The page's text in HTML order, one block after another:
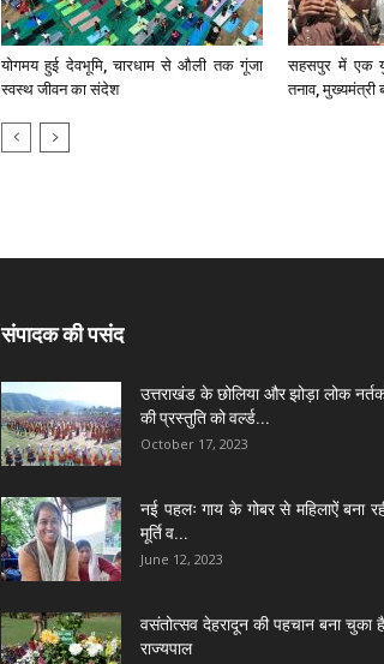
योगमय हुई देवभूमि, चारधाम से औली तक गूंजा
स्वस्थ जीवन का संदेश
सहसपुर में एक
तनाव, मुख्यमंत्री
संपादक की पसंद
उत्तराखंड के छोलिया और झोड़ा लोक
की प्रस्तुति को वर्ल्ड...
October 17, 2023
नई पहलः गाय के गोबर से महिलाऐं बना
मूर्ति व...
June 12, 2023
वसंतोत्सव देहरादून की पहचान बना चुका
राज्यपाल